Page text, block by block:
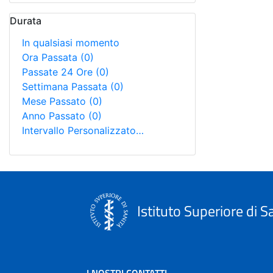
Durata
In qualsiasi momento
Ora Passata (0)
Passate 24 Ore (0)
Settimana Passata (0)
Mese Passato (0)
Anno Passato (0)
Intervallo Personalizzato…
Istituto Superiore di